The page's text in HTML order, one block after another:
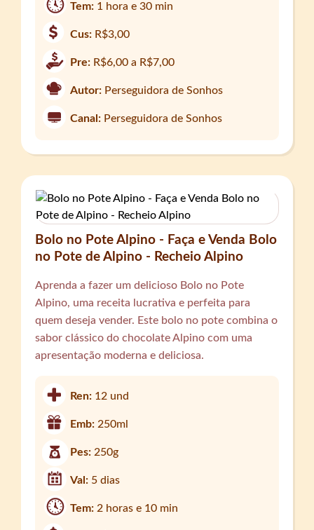
Tem: 1 hora e 30 min
Cus: R$3,00
Pre: R$6,00 a R$7,00
Autor: Perseguidora de Sonhos
Canal: Perseguidora de Sonhos
Bolo no Pote Alpino - Faça e Venda Bolo
no Pote de Alpino - Recheio Alpino
Aprenda a fazer um delicioso Bolo no Pote
Alpino, uma receita lucrativa e perfeita para
quem deseja vender. Este bolo no pote combina o
sabor clássico do chocolate Alpino com uma
apresentação moderna e deliciosa.
Ren: 12 und
Emb:250ml
Pes:250g
Val: 5 dias
Tem:2 horas e 10 min